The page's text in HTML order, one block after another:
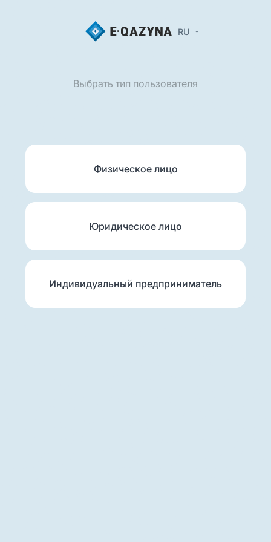
RU
Выбрать тип пользователя
Физическое лицо
Юридическое лицо
Индивидуальный предприниматель